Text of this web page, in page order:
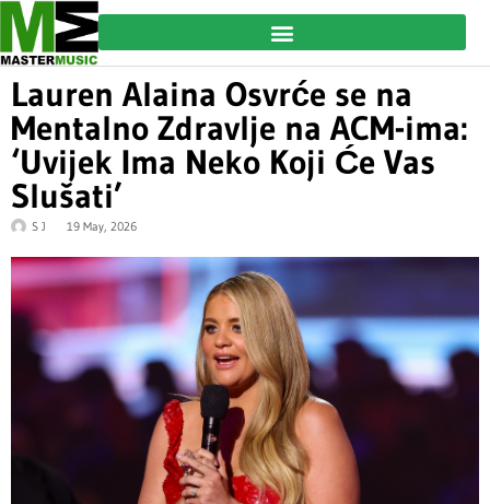
Lauren Alaina Osvrće se na
Mentalno Zdravlje na ACM-ima:
‘Uvijek Ima Neko Koji Će Vas
Slušati’
S J 19 May, 2026